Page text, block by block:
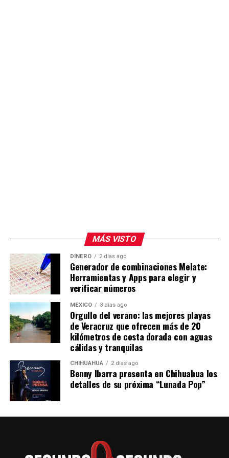
MÁS VISTO
DINERO 2 días ago
Generador de combinaciones Melate:
Herramientas y Apps para elegir y
verificar números
MÉXICO 3 días ago
Orgullo del verano: las mejores playas
de Veracruz que ofrecen más de 20
kilómetros de costa dorada con aguas
cálidas y tranquilas
CHIHUAHUA 2 días ago
Benny Ibarra presenta en Chihuahua los
detalles de su próxima “Lunada Pop”